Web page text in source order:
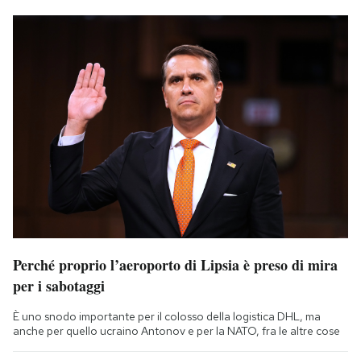
Perché proprio l’aeroporto di Lipsia è preso di mira
per i sabotaggi
È uno snodo importante per il colosso della logistica DHL, ma
anche per quello ucraino Antonov e per la NATO, fra le altre cose